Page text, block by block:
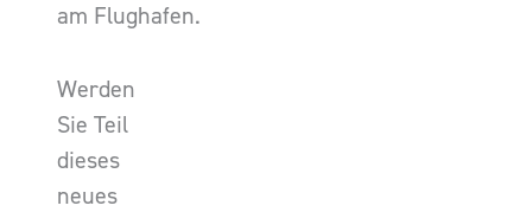
am Flughafen.
Werden
Sie Teil
dieses
neues